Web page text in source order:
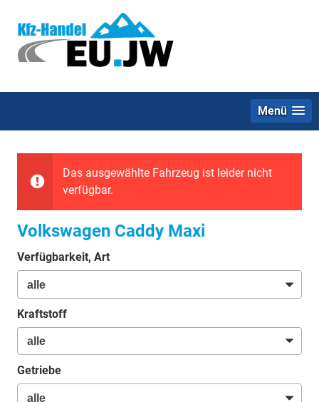
Menü
Das ausgewählte Fahrzeug ist leider nicht
verfügbar.
Volkswagen Caddy Maxi
Verfügbarkeit, Art
Kraftstoff
Getriebe